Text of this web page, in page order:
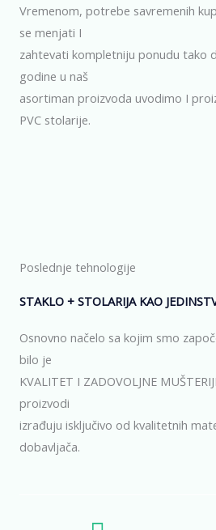
Vremenom, potrebe savremenih
se menjati I
zahtevati kompletniju ponudu tako
godine u naš
asortiman proizvoda uvodimo I
PVC stolarije.
Poslednje tehnologije
STAKLO + STOLARIJA KAO
Osnovno načelo sa kojim smo
bilo je
KVALITET I ZADOVOLJNE
proizvodi
izrađuju isključivo od kvalitetnih
dobavljača.